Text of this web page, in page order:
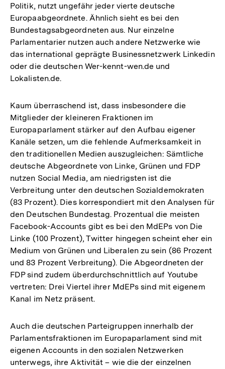
Politik, nutzt ungefähr jeder vierte deutsche
Europaabgeordnete. Ähnlich sieht es bei den
Bundestagsabgeordneten aus. Nur einzelne
Parlamentarier nutzen auch andere Netzwerke wie
das international geprägte Businessnetzwerk Linkedin
oder die deutschen Wer-kennt-wen.de und
Lokalisten.de.
Kaum überraschend ist, dass insbesondere die
Mitglieder der kleineren Fraktionen im
Europaparlament stärker auf den Aufbau eigener
Kanäle setzen, um die fehlende Aufmerksamkeit in
den traditionellen Medien auszugleichen: Sämtliche
deutsche Abgeordnete von Linke, Grünen und FDP
nutzen Social Media, am niedrigsten ist die
Verbreitung unter den deutschen Sozialdemokraten
(83 Prozent). Dies korrespondiert mit den Analysen für
den Deutschen Bundestag. Prozentual die meisten
Facebook-Accounts gibt es bei den MdEPs von Die
Linke (100 Prozent), Twitter hingegen scheint eher ein
Medium von Grünen und Liberalen zu sein (86 Prozent
und 83 Prozent Verbreitung). Die Abgeordneten der
FDP sind zudem überdurchschnittlich auf Youtube
vertreten: Drei Viertel ihrer MdEPs sind mit eigenem
Kanal im Netz präsent.
Auch die deutschen Parteigruppen innerhalb der
Parlamentsfraktionen im Europaparlament sind mit
eigenen Accounts in den sozialen Netzwerken
unterwegs, ihre Aktivität – wie die der einzelnen